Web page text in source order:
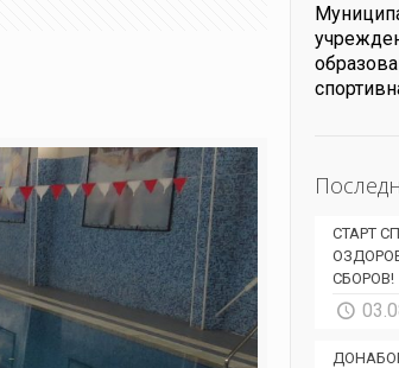
СТАРТ
СБОРОВ!